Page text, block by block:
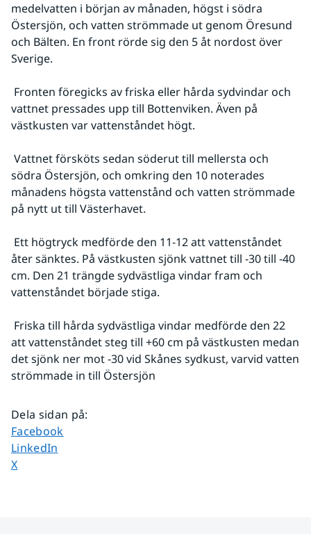
medelvatten i början av månaden, högst i södra
Östersjön, och vatten strömmade ut genom Öresund
och Bälten. En front rörde sig den 5 åt nordost över
Sverige.
vattnet pressades upp till Bottenviken. Även på
västkusten var vattenståndet högt.
södra Östersjön, och omkring den 10 noterades
månadens högsta vattenstånd och vatten strömmade
på nytt ut till Västerhavet.
åter sänktes. På västkusten sjönk vattnet till -30 till -40
cm. Den 21 trängde sydvästliga vindar fram och
vattenståndet började stiga.
att vattenståndet steg till +60 cm på västkusten medan
det sjönk ner mot -30 vid Skånes sydkust, varvid vatten
strömmade in till Östersjön
Dela sidan på:
Dela sidan på
Facebook
Dela sidan på
LinkedIn
Dela sidan på
X